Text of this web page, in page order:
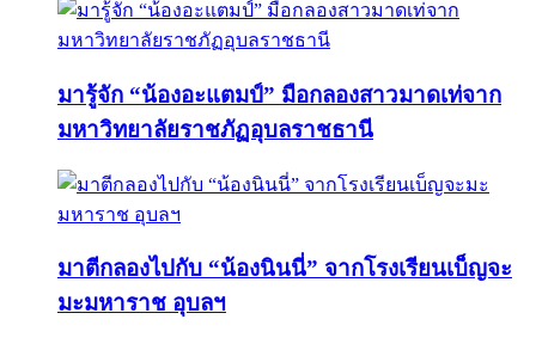
มารู้จัก “น้องอะแตมป์” มือกลองสาวมาดเท่จาก
มหาวิทยาลัยราชภัฏอุบลราชธานี
มาตีกลองไปกับ “น้องนินนี่” จากโรงเรียนเบ็ญจะ
มะมหาราช อุบลฯ